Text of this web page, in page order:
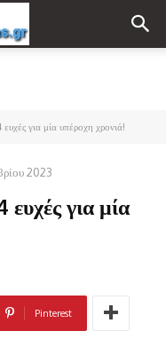
για μία υπέροχη χρονιά!
2023
για μία
Pinterest